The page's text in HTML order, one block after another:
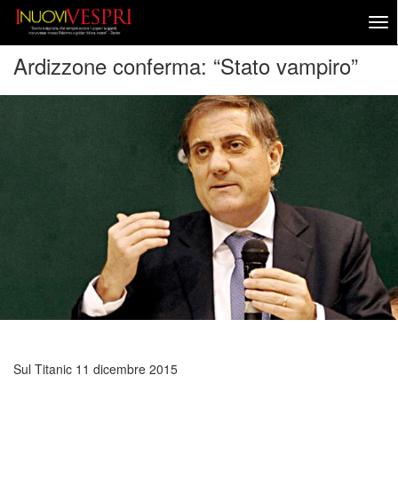
Ardizzone conferma: “Stato vampiro”
Sul Titanic 11 dicembre 2015